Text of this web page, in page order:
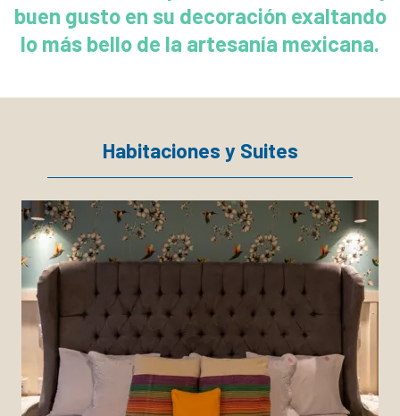
buen gusto en su decoración exaltando
lo más bello de la artesanía mexicana.
Habitaciones y Suites